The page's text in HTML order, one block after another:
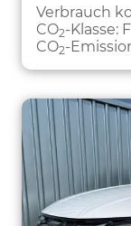
Verbrauch
CO2-Klasse: F
CO2-